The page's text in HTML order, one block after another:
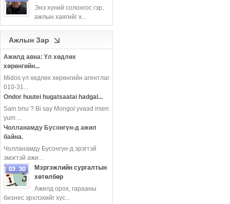
more
Энэ хүний ​​солонгос гэр,
ажлын хаягийг х...
Ажлын Зар
Ажилд авна: Үл хөдлөх
хөрөнгийн...
Midos үл хөдлөх хөрөнгийн агентлаг
010-31...
Ondor huutei hugatsaatai hadgal...
Sain bnu ? Bi say Mongol yvaad irsen
yum ...
Чолланамду Бусонгүн-д ажил
байна.
Чолланамду Бусонгүн-д эрэгтэй
эмэгтэй ажи...
more
Мэргэжлийн сургалтын
хөтөлбөр
Ажилд орох, гарааны
бизнес эрхлэхийг хүс...